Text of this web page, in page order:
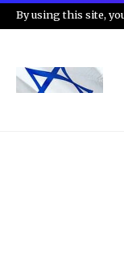
By using this site,